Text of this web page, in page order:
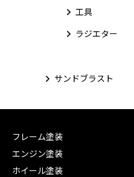
工具
ラジエター
サンドブラスト
フレーム塗装
エンジン塗装
ホイール塗装